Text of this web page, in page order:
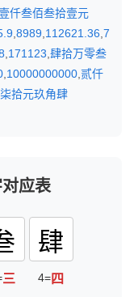
仟叁佰叁拾壹元
8989 112621.36 7
171123 肆拾万零叁
10000000000 贰仟
拾元玖角肆
应表
三
肆
4=四